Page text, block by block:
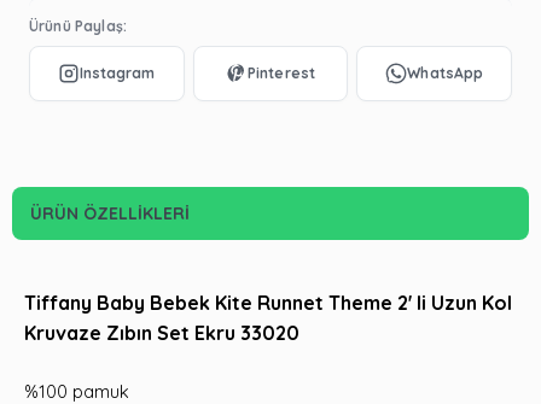
Ürünü Paylaş:
ÜRÜN ÖZELLIKLERI
Tiffany Baby Bebek Kite Runnet Theme 2' li Uzun Kol
Kruvaze Zıbın Set Ekru 33020
%100 pamuk